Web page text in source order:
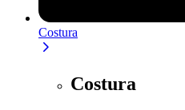
Costura
Costura